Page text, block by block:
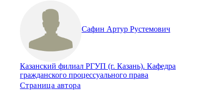
Сафин Артур Рустемович
Казанский филиал РГУП (г. Казань). Кафедра
гражданского процессуального права
Страница автора